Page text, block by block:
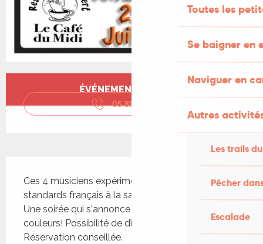
Toutes les
Se baigner en
Naviguer en
Autres
Les trails
Pêcher
Escalade
Ouverture et coordonnées
ÉVÉNEMENT TERMINÉ
05 81 24 05
Ces 4 musiciens expérimentés reprennent des
standards français à la sauce Pop Rock Festif.
Une soirée qui s'annonce d'ors et déjà haute en
couleurs! Possibilité de dîner à partir de 19h.
Réservation conseillée.